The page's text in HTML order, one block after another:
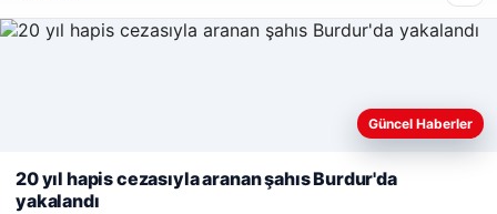
Web sitemizi nasıl kullandığınızı daha iyi anlayabilmek,
kullanıyoruz.Çerez Politikamız
Güncel Haberler
20 yıl hapis cezasıyla aranan şahıs Burdur'da
yakalandı